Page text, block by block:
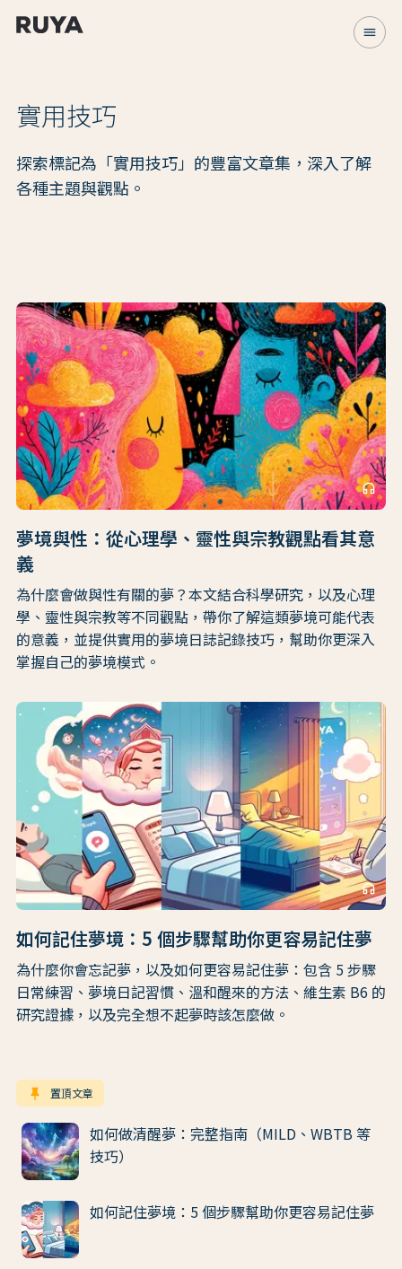
menu
實用技巧
探索標記為「實用技巧」的豐富文章集，深入了解
各種主題與觀點。
headphones
夢境與性：從心理學、靈性與宗教觀點看其意
義
為什麼會做與性有關的夢？本文結合科學研究，以及心理
學、靈性與宗教等不同觀點，帶你了解這類夢境可能代表
的意義，並提供實用的夢境日誌記錄技巧，幫助你更深入
掌握自己的夢境模式。
headphones
如何記住夢境：5 個步驟幫助你更容易記住夢
為什麼你會忘記夢，以及如何更容易記住夢：包含 5 步驟
日常練習、夢境日記習慣、溫和醒來的方法、維生素 B6 的
研究證據，以及完全想不起夢時該怎麼做。
keep 置頂文章
如何做清醒夢：完整指南（MILD、WBTB 等
技巧）
如何記住夢境：5 個步驟幫助你更容易記住夢